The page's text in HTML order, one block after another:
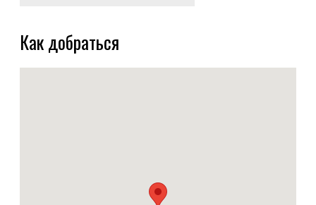
Как добраться